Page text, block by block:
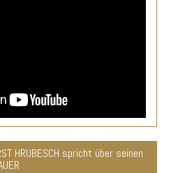
HRUBESCH spricht über seinen